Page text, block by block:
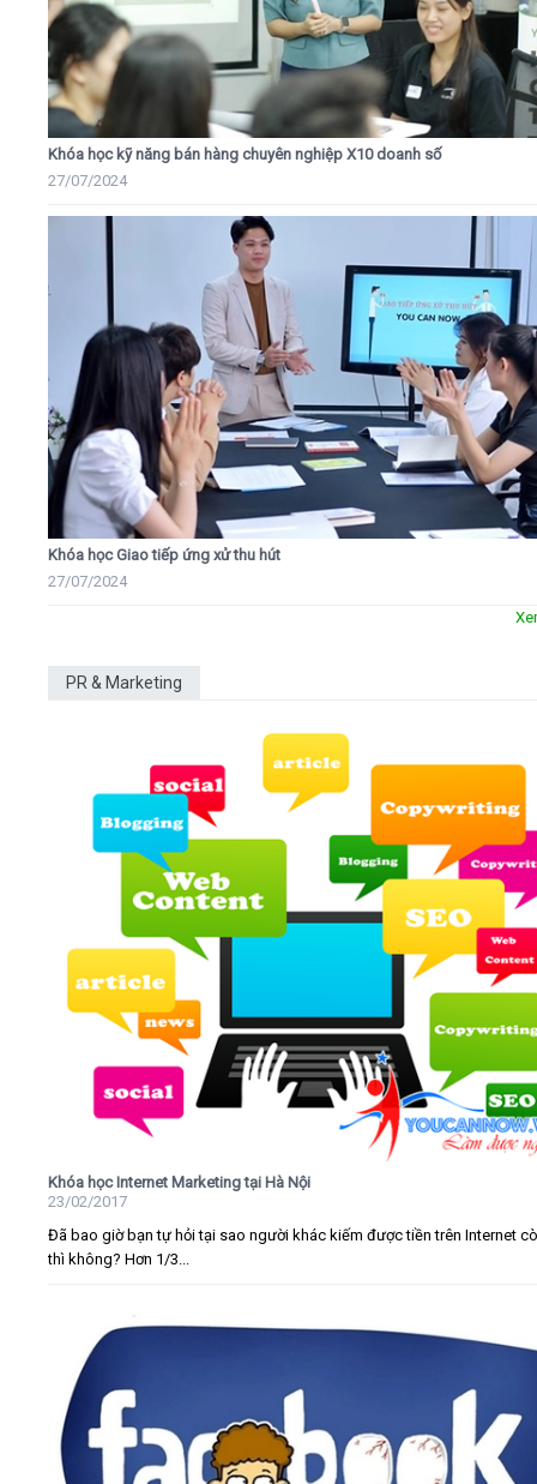
Khóa học kỹ năng bán hàng chuyên nghiệp X10 doanh số
27/07/2024
Khóa học Giao tiếp ứng xử thu hút
27/07/2024
PR & Marketing
Khóa học Internet Marketing tại Hà Nội
23/02/2017
Đã bao giờ bạn tự hỏi tại sao người khác kiếm được tiền trên Internet
thì không? Hơn 1/3...